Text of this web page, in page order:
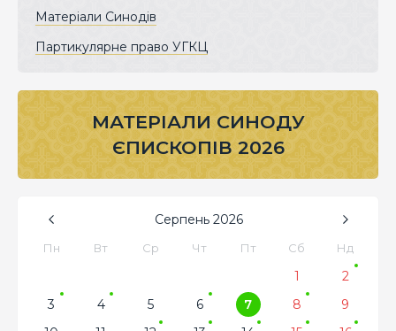
Матеріали Синодів
Партикулярне право УГКЦ
МАТЕРІАЛИ СИНОДУ
ЄПИСКОПІВ 2026
Серпень 2026
Пн Вт Ср Чт Пт Сб Нд
1
2
3
4 5 6 7 8
9